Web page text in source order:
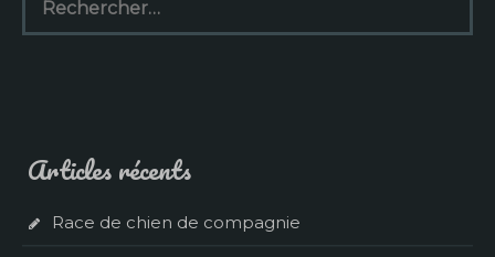
Articles récents
Race de chien de compagnie